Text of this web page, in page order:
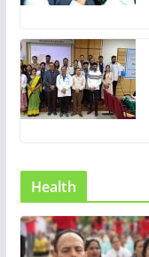
Health